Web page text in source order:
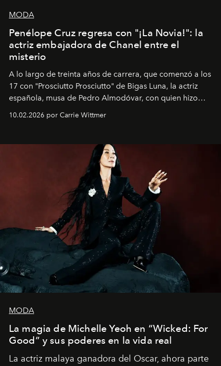
MODA
Penélope Cruz regresa con "¡La Novia!": la
actriz embajadora de Chanel entre el
misterio
A lo largo de treinta años de carrera, que comenzó a los
17 con "Prosciutto Prosciutto" de Bigas Luna, la actriz
española, musa de Pedro Almodóvar, con quien hizo
Barcelona", ha dividido su tiempo entre Europa y
dirigida por Maggie Gyllenhaal.
10.02.2026 por Carrie Wittmer
MODA
La magia de Michelle Yeoh en “Wicked: For
Good” y sus poderes en la vida real
La actriz malaya ganadora del Oscar, ahora parte